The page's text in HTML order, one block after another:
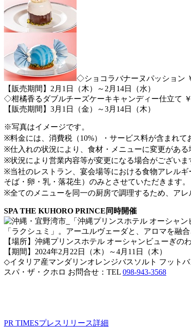
◇ショコラバナーヌパッション
【販売期間】2月1日（木）～2月14日（水）
◇柑橘香るダブルチーズケーキキャンディー仕立て
【販売期間】3月1日（金）～3月14日（木）
※写真はイメージです。
※料金には、消費税（10%）・サービス料が含まれて
※仕入れの状況により、食材・メニューに変更がある
※状況により営業内容等が変更になる場合がございま
※当社のレストラン、宴会場等における食物アレル
そば・卵・乳・落花生）のみとさせていただきます。
※全てのメニューを同一の厨房で調理するため、ア
SPA THE KUHORO PRINCE同時開催
「ラクシュミ」。アーユルヴェーダと、アロマを融
【場所】沖縄プリンスホテル オーシャンビューぎの
【期間】2024年2月22日（木）～4月11日（木）
◇イタリア産マンダリンオレンジバスソルト フッ
スパ・ザ・クホロ お問合せ：TEL 098-943-3568
PR TIMESプレスリリース詳細